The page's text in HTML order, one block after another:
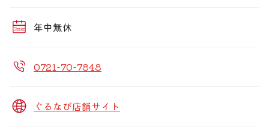
年中無休
0721-70-7848
ぐるなび店舗サイト